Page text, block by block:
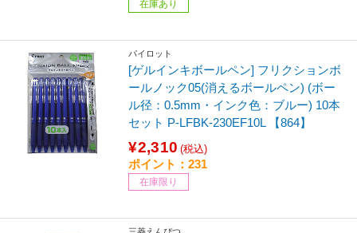
在庫あり
パイロット
[ゲルインキボールペン] フリクションボ
ールノック05(消えるボールペン) (ボー
ル径：0.5mm・インク色：ブルー) 10本
セット P-LFBK-230EF10L 【864】
¥2,310 (税込)
ポイント：231
在庫限り